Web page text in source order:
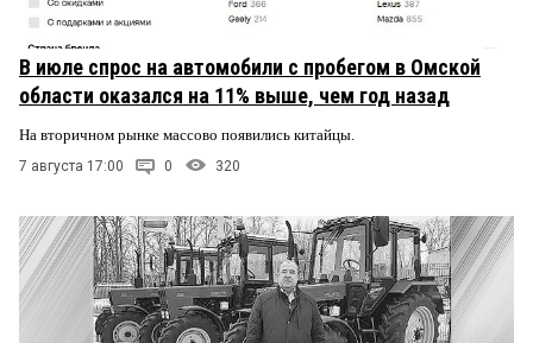
В июле спрос на автомобили с пробегом в Омской
области оказался на 11% выше, чем год назад
На вторичном рынке массово появились китайцы.
7 августа 17:00 0 320